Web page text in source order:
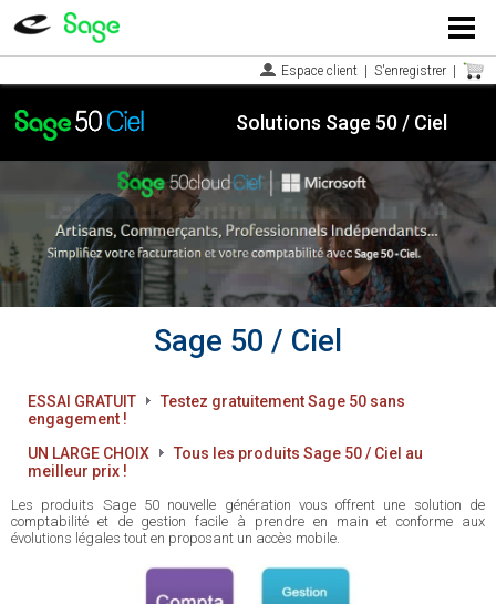
Menu
Espace client S'enregistrer
Solutions Sage 50 / Ciel
Sage 50 / Ciel
ESSAI GRATUIT
Testez gratuitement Sage 50 sans
engagement !
UN LARGE CHOIX
Tous les produits Sage 50 / Ciel au
meilleur prix !
Les produits Sage 50 nouvelle génération vous offrent une solution de
comptabilité et de gestion facile à prendre en main et conforme aux
évolutions légales tout en proposant un accès mobile.